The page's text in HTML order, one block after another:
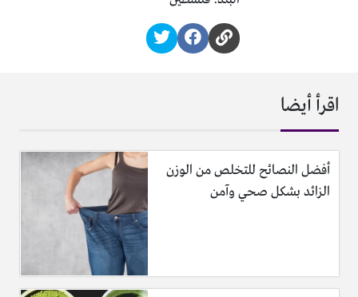
اقرأ أيضا
أفضل النصائح للتخلص من الوزن
الزائد بشكل صحي وآمن